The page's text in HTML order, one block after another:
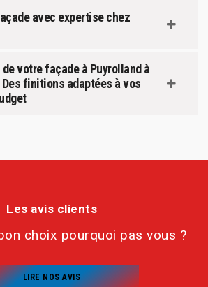
avec expertise chez
votre façade à Puyrolland à
finitions adaptées à vos
Les avis clients
choix pourquoi pas vous ?
LIRE NOS AVIS